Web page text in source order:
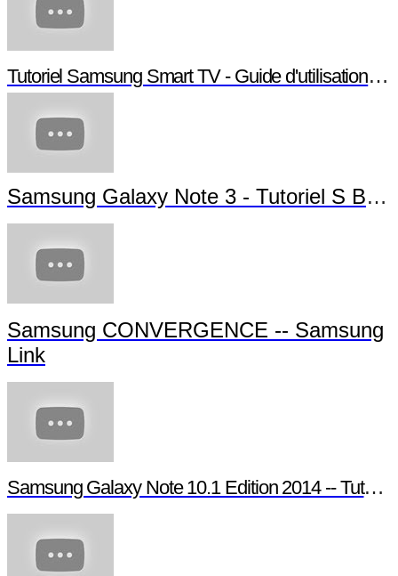
Tutoriel Samsung Smart TV - Guide d'utilisation
Samsung Galaxy Note 3 - Tutoriel S
Samsung CONVERGENCE -- Samsung
Link
Samsung Galaxy Note 10.1 Edition 2014 --